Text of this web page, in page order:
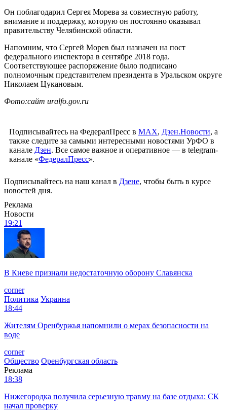
Он поблагодарил Сергея Морева за совместную работу,
внимание и поддержку, которую он постоянно оказывал
правительству Челябинской области.
Напомним, что Сергей Морев был назначен на пост
федерального инспектора в сентябре 2018 года.
Соответствующее распоряжение было подписано
полномочным представителем президента в Уральском округе
Николаем Цукановым.
Фото:сайт uralfo.gov.ru
Подписывайтесь на ФедералПресс в МАХ, Дзен.Новости, а
также следите за самыми интересными новостями УрФО в
канале Дзен. Все самое важное и оперативное — в telegram-
канале «ФедералПресс».
Подписывайтесь на наш канал в Дзене, чтобы быть в курсе
новостей дня.
Реклама
Новости
19:21
В Киеве признали недостаточную оборону Славянска
corner
Политика Украина
18:44
Жителям Оренбуржья напомнили о мерах безопасности на
воде
corner
Общество Оренбургская область
Реклама
18:38
Нижегородка получила серьезную травму на базе отдыха: СК
начал проверку